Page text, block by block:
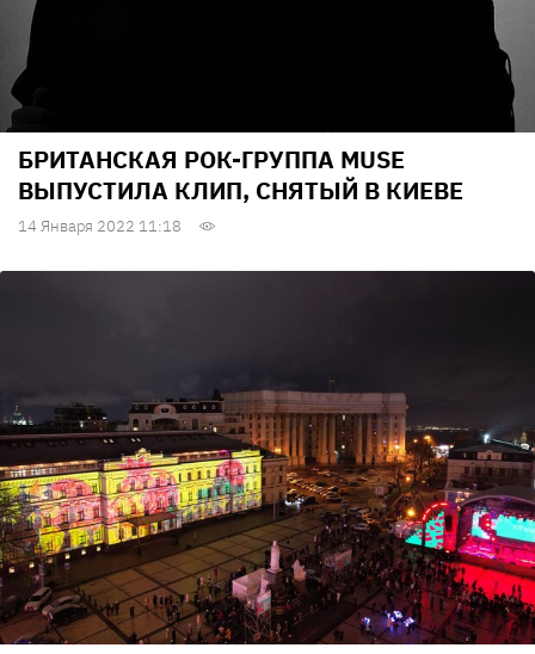
БРИТАНСКАЯ РОК-ГРУППА MUSE
ВЫПУСТИЛА КЛИП, СНЯТЫЙ В КИЕВЕ
14 Января 2022 11:18